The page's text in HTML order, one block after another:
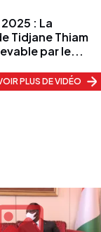
: La
Tidjane Thiam
par le...
PLUS DE VIDÉO